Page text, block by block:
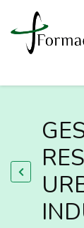
INICIO
FORMACIÓN